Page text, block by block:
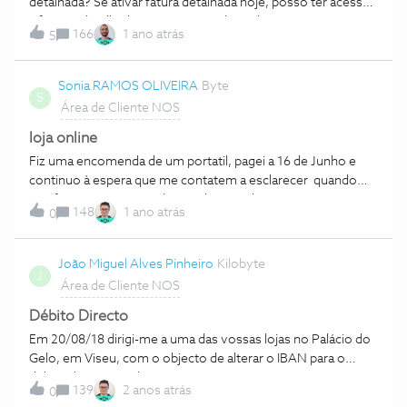
detalhada? Se ativar fatura detalhada hoje, posso ter acesso
a faturas detalhadas anteriores? Obrigads
5
166 1 ano atrás
S
Sonia RAMOS OLIVEIRA Byte
Área de Cliente NOS
loja online
Fiz uma encomenda de um portatil, pagei a 16 de Junho e
continuo à espera que me contatem a esclarecer quando
vão fazer a entrega. todos os dias me dizem que me vão
ligar mas não ligam,todos os dias desbloqueiam a
encomenda mas fica tudo na mesma. com quem devo falar
para saber o que se passar?
0 148 1 ano atrás
João Miguel Alves Pinheiro Kilobyte
Área de Cliente NOS
Débito Directo
Em 20/08/18 dirigi-me a uma das vossas lojas no Palácio do
Gelo, em Viseu, com o objecto de alterar o IBAN para o
débito directo. Tenho o comprovativo em como esse
pedido foi efectuado, no documento assinado por mim, dia
0 139 2 anos atrás